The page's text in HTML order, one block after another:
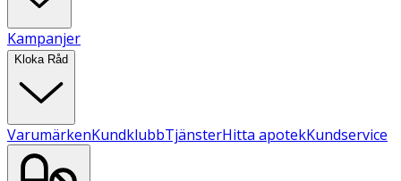
Kampanjer
Kloka Råd
VarumärkenKundklubbTjänsterHitta apotekKundservice